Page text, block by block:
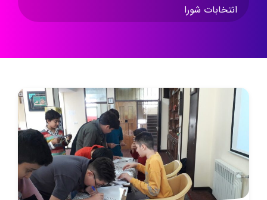
انتخابات شورا